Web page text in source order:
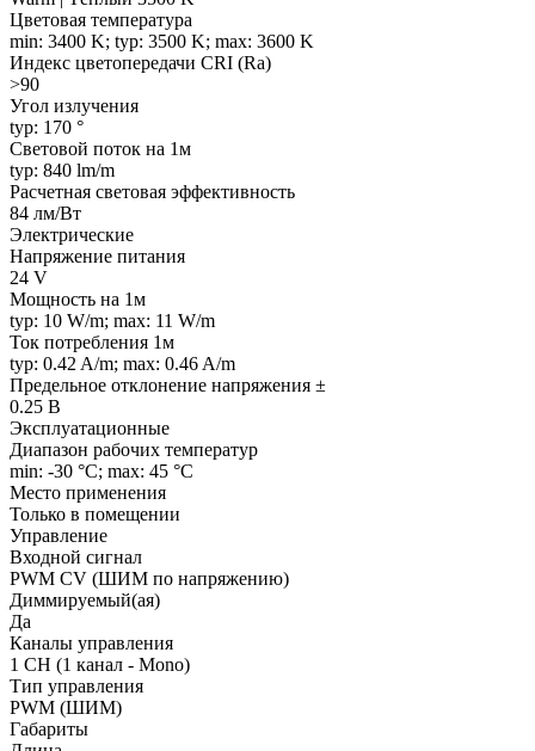
Цветовая температура
min: 3400 K; typ: 3500 K; max: 3600 K
Индекс цветопередачи CRI (Ra)
>90
Угол излучения
typ: 170 °
Световой поток на 1м
typ: 840 lm/m
Расчетная световая эффективность
84 лм/Вт
Электрические
Напряжение питания
24 V
Мощность на 1м
typ: 10 W/m; max: 11 W/m
Ток потребления 1м
typ: 0.42 A/m; max: 0.46 A/m
Предельное отклонение напряжения ±
0.25 В
Эксплуатационные
Диапазон рабочих температур
min: -30 °C; max: 45 °C
Место применения
Только в помещении
Управление
Входной сигнал
PWM СV (ШИМ по напряжению)
Диммируемый(ая)
Да
Каналы управления
1 CH (1 канал - Mono)
Тип управления
PWM (ШИМ)
Габариты